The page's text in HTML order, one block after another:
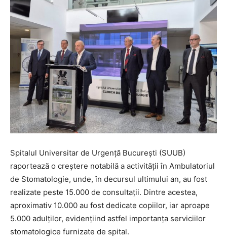
Spitalul Universitar de Urgență București (SUUB)
raportează o creștere notabilă a activității în Ambulatoriul
de Stomatologie, unde, în decursul ultimului an, au fost
realizate peste 15.000 de consultații. Dintre acestea,
aproximativ 10.000 au fost dedicate copiilor, iar aproape
5.000 adulților, evidențiind astfel importanța serviciilor
stomatologice furnizate de spital.